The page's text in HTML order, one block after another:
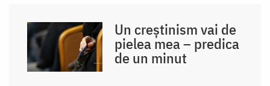
Un creștinism vai de
pielea mea – predica
de un minut